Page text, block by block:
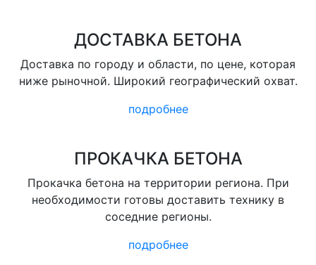
ДОСТАВКА БЕТОНА
Доставка по городу и области, по цене, которая
ниже рыночной. Широкий географический охват.
подробнее
ПРОКАЧКА БЕТОНА
Прокачка бетона на территории региона. При
необходимости готовы доставить технику в
соседние регионы.
подробнее